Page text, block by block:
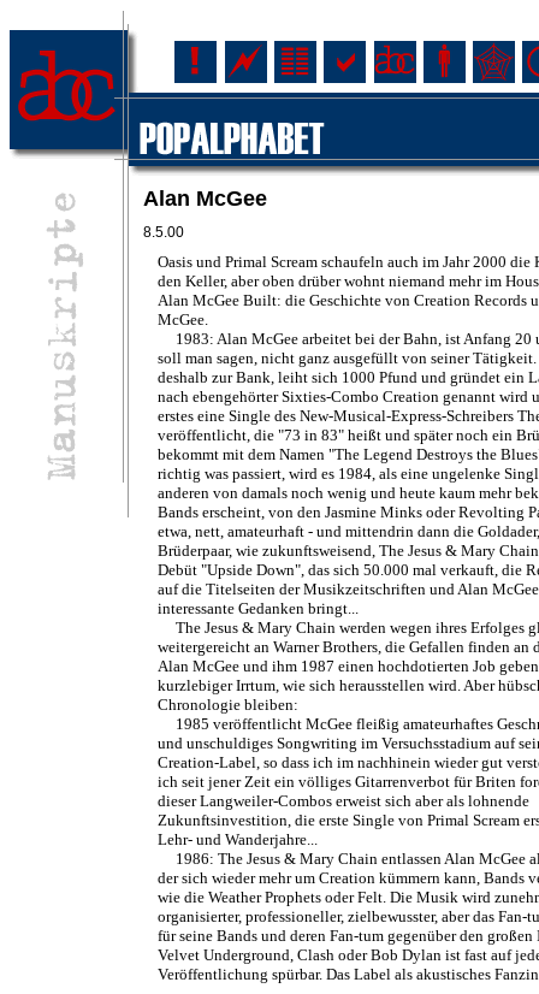
Alan McGee
8.5.00
Oasis und Primal Scream schaufeln auch im Jahr 2000 die
den Keller, aber oben drüber wohnt niemand mehr im
Alan McGee Built: die Geschichte von Creation Records
McGee.
1983: Alan McGee arbeitet bei der Bahn, ist Anfang 20
soll man sagen, nicht ganz ausgefüllt von seiner
deshalb zur Bank, leiht sich 1000 Pfund und gründet ein
nach ebengehörter Sixties-Combo Creation genannt wird
erstes eine Single des New-Musical-Express-Schreibers
veröffentlicht, die "73 in 83" heißt und später noch ein
bekommt mit dem Namen "The Legend Destroys the
richtig was passiert, wird es 1984, als eine ungelenke
anderen von damals noch wenig und heute kaum mehr
Bands erscheint, von den Jasmine Minks oder Revolting
etwa, nett, amateurhaft - und mittendrin dann die
Brüderpaar, wie zukunftsweisend, The Jesus & Mary
Debüt "Upside Down", das sich 50.000 mal verkauft, die
auf die Titelseiten der Musikzeitschriften und Alan
interessante Gedanken bringt...
The Jesus & Mary Chain werden wegen ihres Erfolges
weitergereicht an Warner Brothers, die Gefallen finden an
Alan McGee und ihm 1987 einen hochdotierten Job
kurzlebiger Irrtum, wie sich herausstellen wird. Aber
Chronologie bleiben:
1985 veröffentlicht McGee fleißig amateurhaftes
und unschuldiges Songwriting im Versuchsstadium auf
Creation-Label, so dass ich im nachhinein wieder gut
ich seit jener Zeit ein völliges Gitarrenverbot für Briten
dieser Langweiler-Combos erweist sich aber als lohnende
Zukunftsinvestition, die erste Single von Primal Scream
Lehr- und Wanderjahre...
1986: The Jesus & Mary Chain entlassen Alan McGee
der sich wieder mehr um Creation kümmern kann, Bands
wie die Weather Prophets oder Felt. Die Musik wird
organisierter, professioneller, zielbewusster, aber das Fan-
für seine Bands und deren Fan-tum gegenüber den
Velvet Underground, Clash oder Bob Dylan ist fast auf
Veröffentlichung spürbar. Das Label als akustisches